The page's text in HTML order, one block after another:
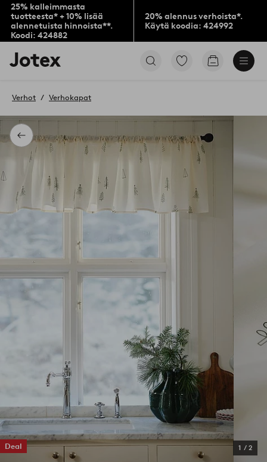
25% kalleimmasta
tuotteesta* + 10% lisää
alennetuista hinnoista**.
Koodi: 424882
20% alennus verhoista*.
Käytä koodia: 424992
Jotex-
logo
aloitussivulle
Siirry
Siirry
Takaisin
Verhot Verhokapat
Deal 1 / 2